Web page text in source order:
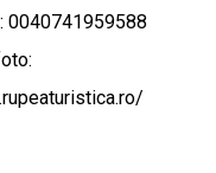
0040741959588